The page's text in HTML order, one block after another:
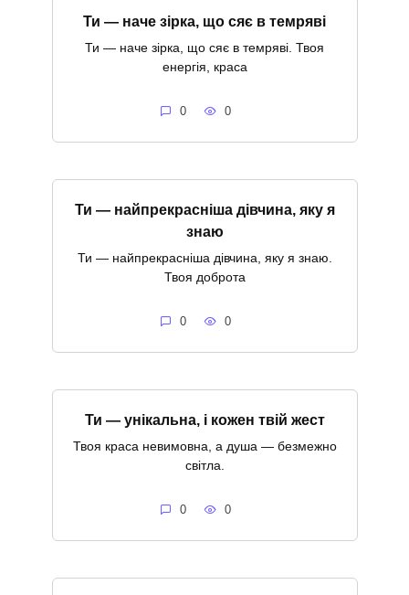
Ти — наче зірка, що сяє в темряві
Ти — наче зірка, що сяє в темряві. Твоя
енергія, краса
0 0
Ти — найпрекрасніша дівчина, яку я
знаю
Ти — найпрекрасніша дівчина, яку я знаю.
Твоя доброта
0 0
Ти — унікальна, і кожен твій жест
Твоя краса невимовна, а душа — безмежно
світла.
0 0